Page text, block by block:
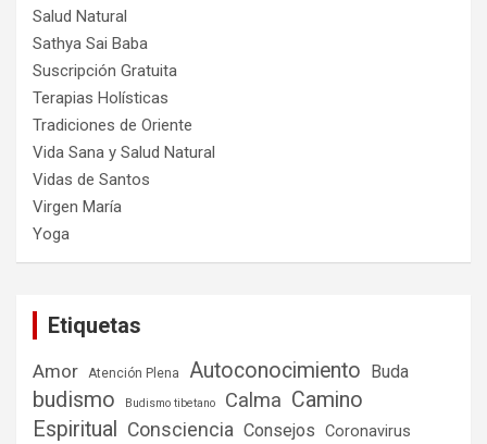
Salud Natural
Sathya Sai Baba
Suscripción Gratuita
Terapias Holísticas
Tradiciones de Oriente
Vida Sana y Salud Natural
Vidas de Santos
Virgen María
Yoga
Etiquetas
Amor Atención Plena Autoconocimiento Buda
budismo Budismo tibetano Calma Camino
Espiritual
Consciencia Consejos Coronavirus